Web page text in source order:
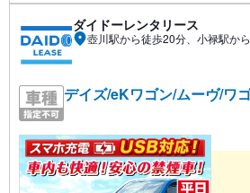
ダイドーレンタリース
壺川駅から徒歩20分、小禄駅か
デイズ/eKワゴン/ムーヴ/ワ